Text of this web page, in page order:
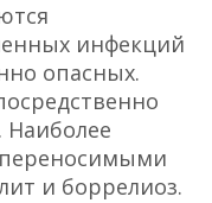
инфекций
опасных.
Наиболее
и боррелиоз.